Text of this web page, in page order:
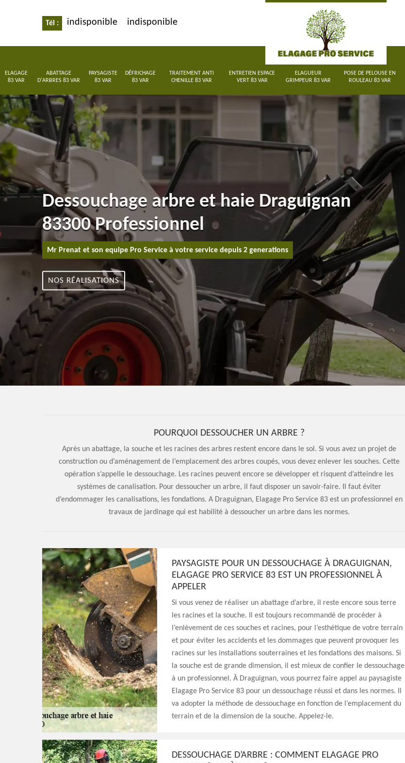
Tél : indisponible indisponible
ELAGAGE
83 VAR
ABATTAGE
D'ARBRES 83 VAR
PAYSAGISTE
83 VAR
DÉFRICHAGE
83 VAR
TRAITEMENT ANTI
CHENILLE 83 VAR
ENTRETIEN ESPACE
VERT 83 VAR
ELAGUEUR
GRIMPEUR 83 VAR
POSE DE PELOUSE EN
ROULEAU 83 VAR
Dessouchage arbre et haie Draguignan
83300 Professionnel
Mr Prenat et son equipe Pro Service à votre service depuis 2 generations
NOS RÉALISATIONS
POURQUOI DESSOUCHER UN ARBRE ?
Après un abattage, la souche et les racines des arbres restent encore dans le sol. Si vous avez un projet de
construction ou d’aménagement de l’emplacement des arbres coupés, vous devez enlever les souches. Cette
opération s’appelle le dessouchage. Les racines peuvent encore se développer et risquent d’atteindre les
systèmes de canalisation. Pour dessoucher un arbre, il faut disposer un savoir-faire. Il faut éviter
d’endommager les canalisations, les fondations. A Draguignan, Elagage Pro Service 83 est un professionnel en
travaux de jardinage qui est habilité à dessoucher un arbre dans les normes.
PAYSAGISTE POUR UN DESSOUCHAGE À DRAGUIGNAN,
ELAGAGE PRO SERVICE 83 EST UN PROFESSIONNEL À
APPELER
Si vous venez de réaliser un abattage d’arbre, il reste encore sous terre
les racines et la souche. Il est toujours recommandé de procéder à
l’enlèvement de ces souches et racines, pour l’esthétique de votre terrain
et pour éviter les accidents et les dommages que peuvent provoquer les
racines sur les installations souterraines et les fondations des maisons. Si
la souche est de grande dimension, il est mieux de confier le dessouchage
à un professionnel. À Draguignan, vous pourrez faire appel au paysagiste
Elagage Pro Service 83 pour un dessouchage réussi et dans les normes. Il
va adopter la méthode de dessouchage en fonction de l’emplacement du
terrain et de la dimension de la souche. Appelez-le.
DESSOUCHAGE D’ARBRE : COMMENT ELAGAGE PRO